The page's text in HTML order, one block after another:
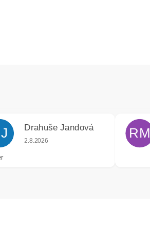
Drahuše Jandová
Hodnocení obchodu je 5 z 5 hvězdiček.
2.8.2026 RM